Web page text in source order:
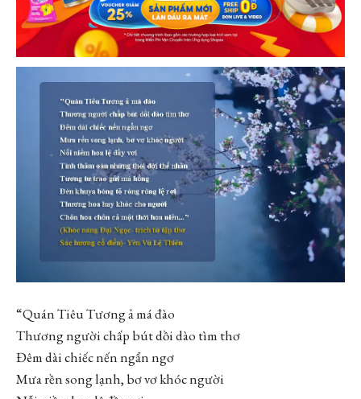
“Quán Tiêu Tương ả má đào
Thương người chấp bút dồi dào tìm thơ
Đêm dài chiếc nến ngẩn ngơ
Mưa rền song lạnh, bơ vơ khóc người